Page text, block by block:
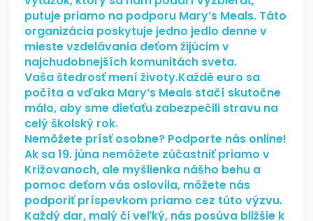
putuje priamo na podporu Mary’s Meals. Táto
organizácia poskytuje jedno jedlo denne v
mieste vzdelávania deťom žijúcim v
najchudobnejších komunitách sveta.
Vaša štedrosť mení životy.Každé euro sa
počíta a vďaka Mary’s Meals stačí skutočne
málo, aby sme dieťaťu zabezpečili stravu na
celý školský rok.
Nemôžete prísť osobne? Podporte nás online!
Ak sa 19. júna nemôžete zúčastniť priamo v
Križovanoch, ale myšlienka nášho behu a
pomoc deťom vás oslovila, môžete nás
podporiť príspevkom priamo cez túto výzvu.
Každý dar, malý či veľký, nás posúva bližšie k